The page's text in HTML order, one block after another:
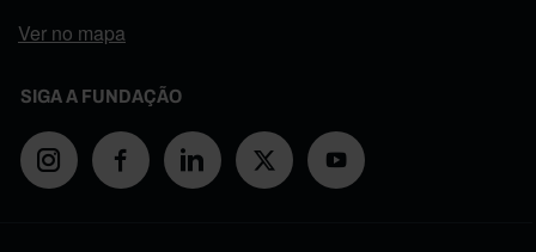
Ver no mapa
SIGA A FUNDAÇÃO